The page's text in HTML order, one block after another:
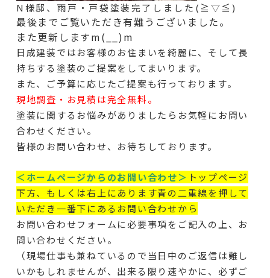
N様邸、雨戸・戸袋塗装完了しました(≧▽≦)
最後までご覧いただき有難うございました。
また更新しますm(__)m
日成建装ではお客様のお住まいを綺麗に、そして長
持ちする塗装のご提案をしてまいります。
また、ご予算に応じたご提案も行っております。
現地調査・お見積は完全無料。
塗装に関するお悩みがありましたらお気軽にお問い
合わせください。
皆様のお問い合わせ、お待ちしております。
＜ホームページからのお問い合わせ＞ トップページ
下方、もしくは右上にあります青の二重線を押して
いただき一番下にあるお問い合わせから
お問い合わせフォームに必要事項をご記入の上、お
問い合わせください。
（現場仕事も兼ねているので当日中のご返信は難し
いかもしれませんが、出来る限り速やかに、必ずご